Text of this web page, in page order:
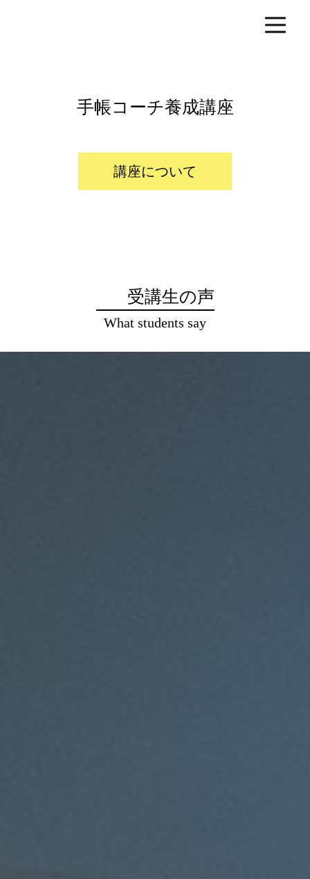
手帳コーチ養成講座
講座について
受講生の声
What students say